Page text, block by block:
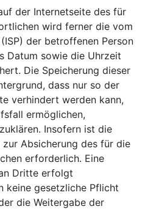
der Internetseite des für
wird ferner die vom
der betroffenen Person
Datum sowie die Uhrzeit
Die Speicherung dieser
dass nur so der
verhindert werden kann,
ermöglichen,
Insofern ist die
Absicherung des für die
erforderlich. Eine
Dritte erfolgt
keine gesetzliche Pflicht
die Weitergabe der